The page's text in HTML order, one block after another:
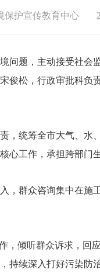
保护宣传教育中心
题，主动接受社会
俊松，行政审批科
统筹全市大气、水
工作，承担跨部门
群众咨询集中在施
倾听群众诉求，回
持续深入打好污染